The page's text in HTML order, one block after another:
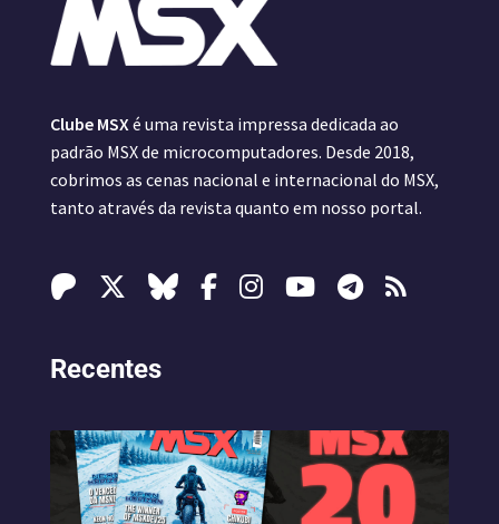
Clube MSXé uma revista impressa dedicada ao
padrão MSX de microcomputadores. Desde 2018,
cobrimos as cenas nacional e internacional do MSX,
tanto através da revista quanto em nosso portal.
Recentes